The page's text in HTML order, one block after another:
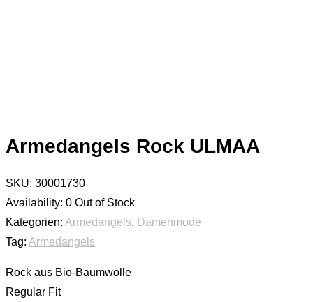
Armedangels Rock ULMAA
SKU: 30001730
Availability: 0 Out of Stock
Kategorien: Armedangels, Damenmode
Tag: Armedangels
Rock aus Bio-Baumwolle
Regular Fit